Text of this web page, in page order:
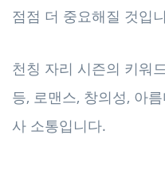
점점 더 중요해질 것입
천칭 자리 시즌의 키워
등, 로맨스, 창의성, 아
사 소통입니다.